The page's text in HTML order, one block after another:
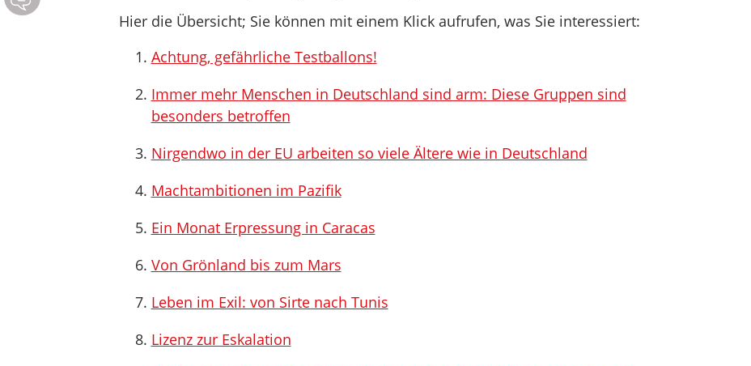
Hier die Übersicht; Sie können mit einem Klick aufrufen, was Sie interessiert:
Achtung, gefährliche Testballons!
Immer mehr Menschen in Deutschland sind arm: Diese Gruppen sind
besonders betroffen
Nirgendwo in der EU arbeiten so viele Ältere wie in Deutschland
Machtambitionen im Pazifik
Ein Monat Erpressung in Caracas
Von Grönland bis zum Mars
Leben im Exil: von Sirte nach Tunis
Lizenz zur Eskalation